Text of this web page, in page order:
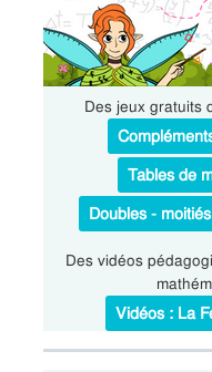
Des jeux gratuits
Tables de
Doubles -
Des vidéos
Vidéos : La